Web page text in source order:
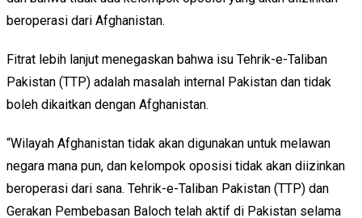
beroperasi dari Afghanistan.
Fitrat lebih lanjut menegaskan bahwa isu Tehrik-e-Taliban
Pakistan (TTP) adalah masalah internal Pakistan dan tidak
boleh dikaitkan dengan Afghanistan.
“Wilayah Afghanistan tidak akan digunakan untuk melawan
negara mana pun, dan kelompok oposisi tidak akan diizinkan
beroperasi dari sana. Tehrik-e-Taliban Pakistan (TTP) dan
Gerakan Pembebasan Baloch telah aktif di Pakistan selama